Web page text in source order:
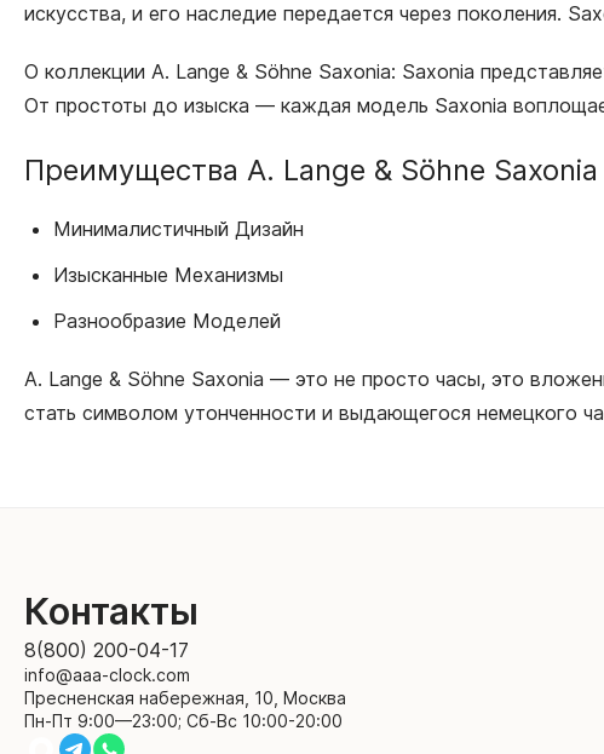
искусства, и его наследие передается через поколения.
О коллекции A. Lange & Söhne Saxonia: Saxonia
От простоты до изыска — каждая модель Saxonia
Преимущества A. Lange & Söhne Saxonia
Минималистичный Дизайн
Изысканные Механизмы
Разнообразие Моделей
A. Lange & Söhne Saxonia — это не просто часы, это
стать символом утонченности и выдающегося немецкого
Контакты
8(800) 200-04-17
info@aaa-clock.com
Пресненская набережная, 10, Москва
Пн-Пт 9:00—23:00; Сб-Вс 10:00-20:00